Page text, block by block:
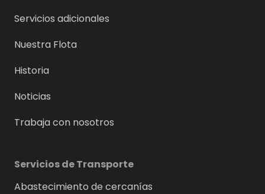
Servicios adicionales
Nuestra Flota
Historia
Noticias
Trabaja con nosotros
Servicios de Transporte
Abastecimiento de cercanías